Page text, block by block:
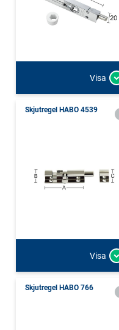
Visa
Skjutregel HABO 4539
Visa
Skjutregel HABO 766